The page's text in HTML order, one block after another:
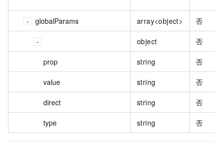
globalParams array<object> 否
object 否
prop string 否
value string 否
direct string 否
type string 否